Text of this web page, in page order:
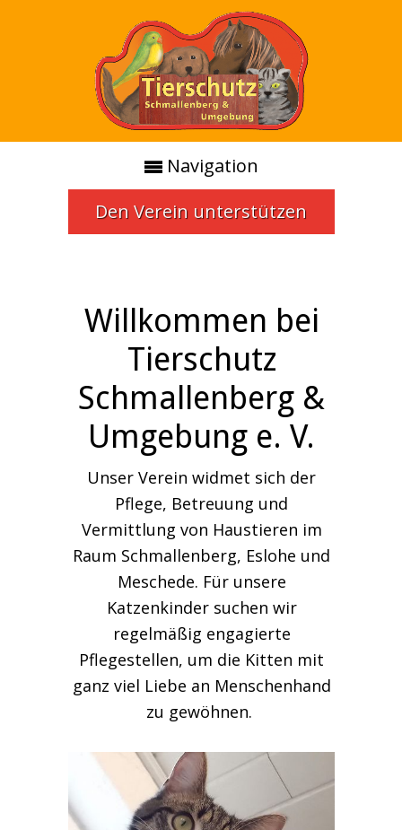
Navigation
Den Verein unterstützen
Willkommen bei
Tierschutz
Schmallenberg &
Umgebung e. V.
Unser Verein widmet sich der
Pflege, Betreuung und
Vermittlung von Haustieren im
Raum Schmallenberg, Eslohe und
Meschede. Für unsere
Katzenkinder suchen wir
regelmäßig engagierte
Pflegestellen, um die Kitten mit
ganz viel Liebe an Menschenhand
zu gewöhnen.